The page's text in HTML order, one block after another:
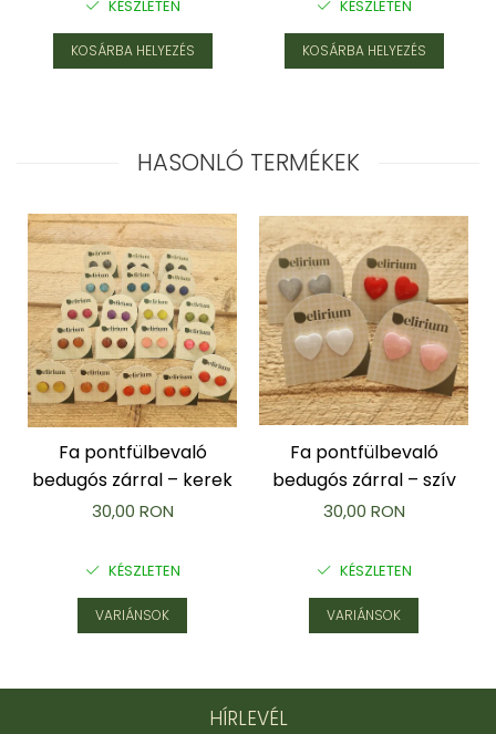
KÉSZLETEN
KOSÁRBA HELYEZÉS
KÉSZLETEN
KOSÁRBA HELYEZÉS
HASONLÓ TERMÉKEK
Fa pontfülbevaló
bedugós zárral – kerek
30,00 RON
KÉSZLETEN
VARIÁNSOK
Fa pontfülbevaló
bedugós zárral – szív
30,00 RON
KÉSZLETEN
VARIÁNSOK
HÍRLEVÉL